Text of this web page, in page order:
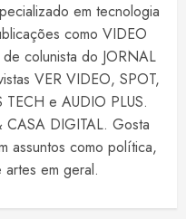
em tecnologia
como VIDEO
colunista do JORNAL
VER VIDEO, SPOT,
TECH e AUDIO PLUS.
DIGITAL. Gosta
assuntos como política,
em geral.